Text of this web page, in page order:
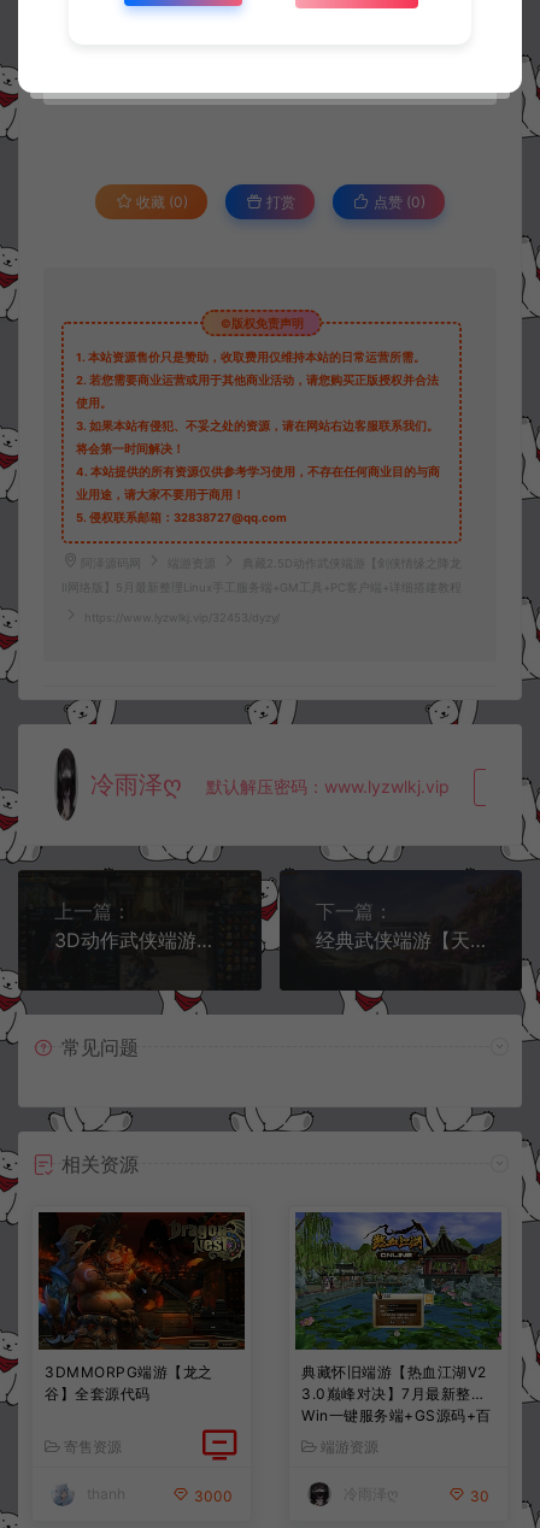
资源下载
收藏 (0) 打赏 点赞 (0)
©版权免责声明
1. 本站资源售价只是赞助，收取费用仅维持本站的日常运营所需。
2. 若您需要商业运营或用于其他商业活动，请您购买正版授权并合法
使用。
3. 如果本站有侵犯、不妥之处的资源，请在网站右边客服联系我们。
将会第一时间解决！
4. 本站提供的所有资源仅供参考学习使用，不存在任何商业目的与商
业用途，请大家不要用于商用！
5. 侵权联系邮箱：32838727@qq.com
阿泽源码网 端游资源
典藏2.5D动作武侠端游【剑侠情缘之降龙
Ⅱ网络版】5月最新整理Linux手工服务端+GM工具+PC客户端+详细搭建教程
https://www.lyzwlkj.vip/32453/dyzy/
冷雨泽ღ 默认解压密码：www.lyzwlkj.vip 复
上一篇：
3D动作武侠端游【笑傲江湖OL274终极完善修复版】5月最新整理Linux手工服务端+GM命令+GM工具+PC客户端+详细搭建教程
下一篇：
经典武侠端游【天龙八部之绝情谷修仙第四版】5月最新整理Linux手工服务端+GM工具+PC客户端+详细搭建教程
常见问题
相关资源
3DMMORPG端游【龙之
谷】全套源代码
寄售资源
thanh 3000
典藏怀旧端游【热血江湖V2
3.0巅峰对决】7月最新整理
Win一键服务端+GS源码+百
宝阁+在线GM工具+PC客户
端+详细搭建教程
端游资源
冷雨泽ღ 30